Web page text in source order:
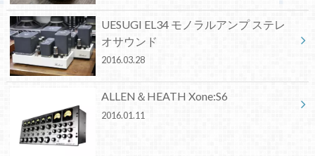
UESUGI EL34 モノラルアンプ ステレ
オサウンド
2016.03.28
ALLEN＆HEATH Xone:S6
2016.01.11